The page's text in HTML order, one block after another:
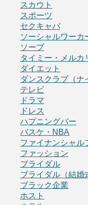
スカウト
スポーツ
セクキャバ
ソーシャルワーカ
ソープ
タイミー・メルカ
ダイエット
ダンスクラブ（ナ
テレビ
ドラマ
ドレス
ハプニングバー
バスケ・NBA
ファイナンシャル
ファッション
ブライダル
ブライダル（結婚
ブラック企業
ホスト